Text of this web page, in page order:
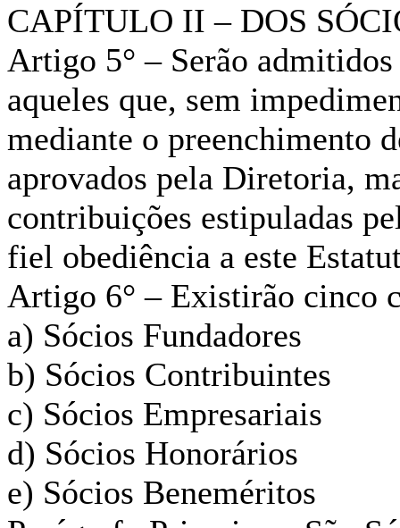
CAPÍTULO II – DOS
Artigo 5° – Serão
aqueles que, sem
mediante o preenchimento
aprovados pela Diretoria,
contribuições estipuladas
fiel obediência a este
Artigo 6° – Existirão cinco
a) Sócios Fundadores
b) Sócios Contribuintes
c) Sócios Empresariais
d) Sócios Honorários
e) Sócios Beneméritos